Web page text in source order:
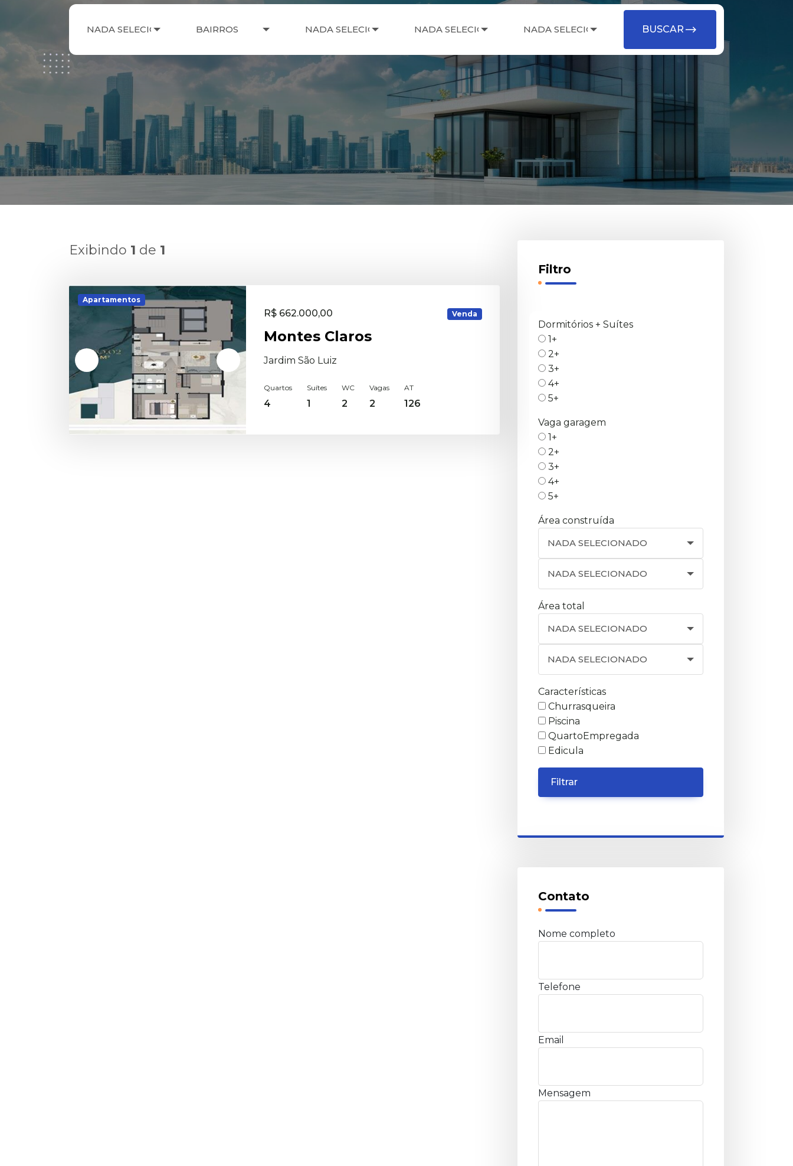
NADA SELECIONADO BAIRROS NADA SELECIONADO NADA SELECIONADO NADA SELECIONADO BUSCAR
Exibindo 1 de 1
Apartamentos
R$ 662.000,00 Venda
Montes Claros
Jardim São Luiz
Quartos
4
Suítes
1
WC
2
Vagas
2
AT
126
Filtro
Dormitórios + Suítes
1+
2+
3+
4+
5+
Vaga garagem
1+
2+
3+
4+
5+
Área construída
NADA SELECIONADO
NADA SELECIONADO
Área total
NADA SELECIONADO
NADA SELECIONADO
Características
Churrasqueira
Piscina
QuartoEmpregada
Edicula
Filtrar
Contato
Nome completo
Telefone
Email
Mensagem